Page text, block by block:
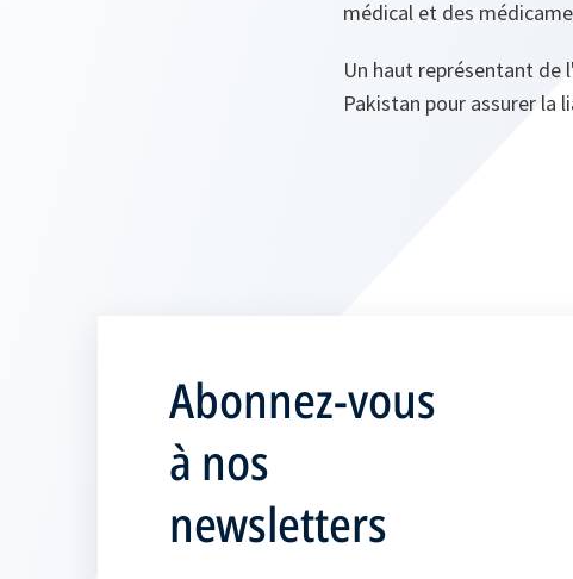
médical et des
Un haut représentant de
Pakistan pour assurer la
Abonnez-vous
à nos
newsletters